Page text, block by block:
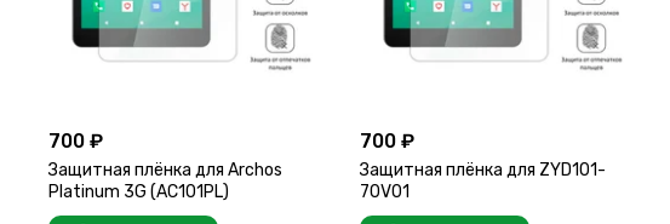
700 ₽
Защитная плёнка для Archos
Platinum 3G (AC101PL)
700 ₽
Защитная плёнка для ZYD101-
70V01